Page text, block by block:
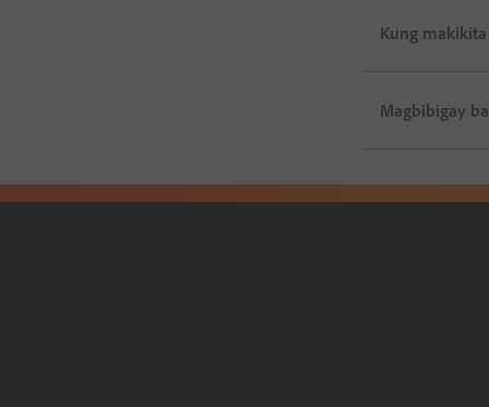
Kung
Magbibigay